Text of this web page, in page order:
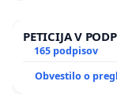
PETICIJA V
165 podpisov
Obvestilo o